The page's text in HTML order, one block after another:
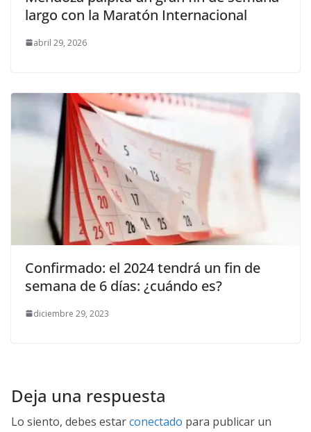
largo con la Maratón Internacional
abril 29, 2026
Confirmado: el 2024 tendrá un fin de
semana de 6 días: ¿cuándo es?
diciembre 29, 2023
Deja una respuesta
Lo siento, debes estarconectado para publicar un